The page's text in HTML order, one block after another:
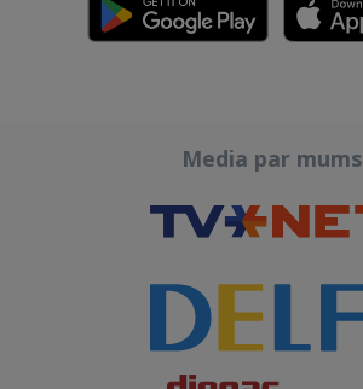
Media par mums